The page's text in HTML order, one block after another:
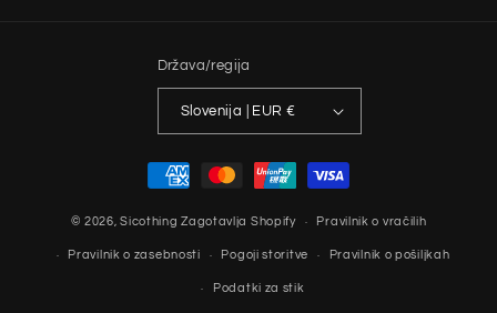
Država/regija
Slovenija | EUR €
Načini
© 2026,Sicothing Zagotavlja Shopify Pravilnik o vračilih
Pravilnik o zasebnosti Pogoji storitve Pravilnik o pošiljkah
Podatki za stik